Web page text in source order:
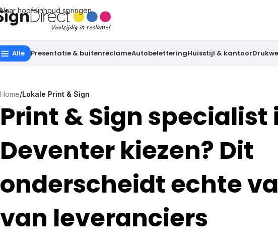
Naar hoofdinhoud springen
Alle Presentatie & buitenreclameAutobeletteringHuisstijl & kantoor
Home/Lokale Print & Sign
Print & Sign specialist
Deventer kiezen? Dit
onderscheidt echte
van leveranciers